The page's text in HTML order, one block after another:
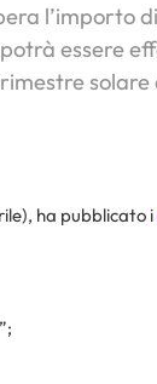
l’importo
essere
solare
ha pubblicato i